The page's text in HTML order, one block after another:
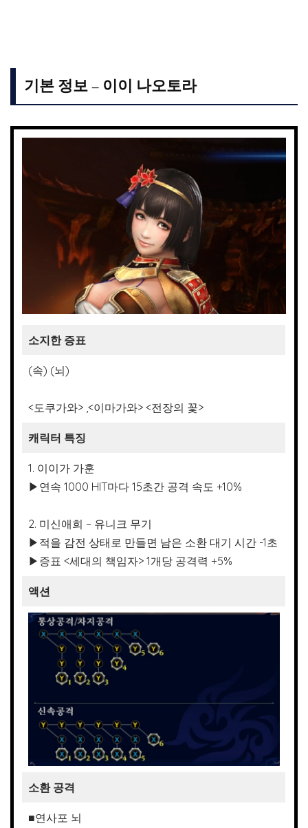
기본 정보 – 이이 나오토라
소지한 증표
(속) (뇌)
<도쿠가와> ,<이마가와> <전장의 꽃>
캐릭터 특징
1. 이이가 가훈
▶연속 1000 HIT마다 15초간 공격 속도 +10%
2. 미신애희 – 유니크 무기
▶적을 감전 상태로 만들면 남은 소환 대기 시간 -1초
▶증표 <세대의 책임자> 1개당 공격력 +5%
액션
소환 공격
■연사포 뇌